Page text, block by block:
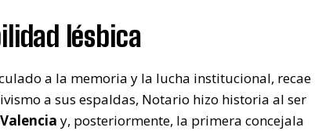
lésbica
a la memoria y la lucha institucional, recae
a sus espaldas, Notario hizo historia al ser
y, posteriormente, la primera concejala